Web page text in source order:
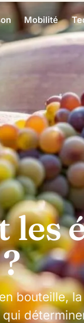
Mobilité
les
bouteille,